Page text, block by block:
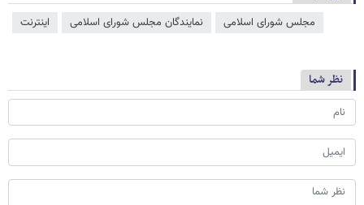
مجلس شورای اسلامی نمایندگان مجلس شورای اسلامی اینترنت
نظر شما